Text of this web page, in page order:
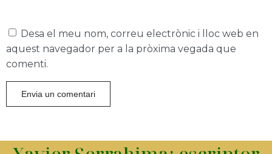
Desa el meu nom, correu electrònic i lloc web en
aquest navegador per a la pròxima vegada que
comenti.